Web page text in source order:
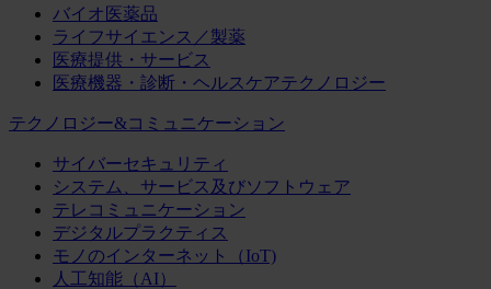
バイオ医薬品
ライフサイエンス／製薬
医療提供・サービス
医療機器・診断・ヘルスケアテクノロジー
テクノロジー&コミュニケーション
サイバーセキュリティ
システム、サービス及びソフトウェア
テレコミュニケーション
デジタルプラクティス
モノのインターネット（IoT)
人工知能（AI）